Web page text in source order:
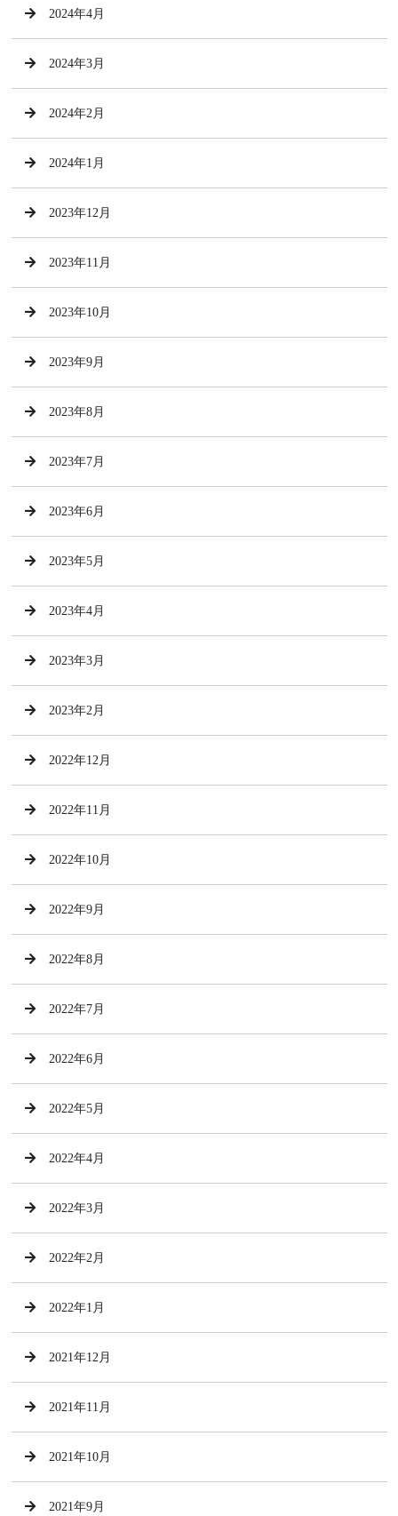
2024年4月
2024年3月
2024年2月
2024年1月
2023年12月
2023年11月
2023年10月
2023年9月
2023年8月
2023年7月
2023年6月
2023年5月
2023年4月
2023年3月
2023年2月
2022年12月
2022年11月
2022年10月
2022年9月
2022年8月
2022年7月
2022年6月
2022年5月
2022年4月
2022年3月
2022年2月
2022年1月
2021年12月
2021年11月
2021年10月
2021年9月